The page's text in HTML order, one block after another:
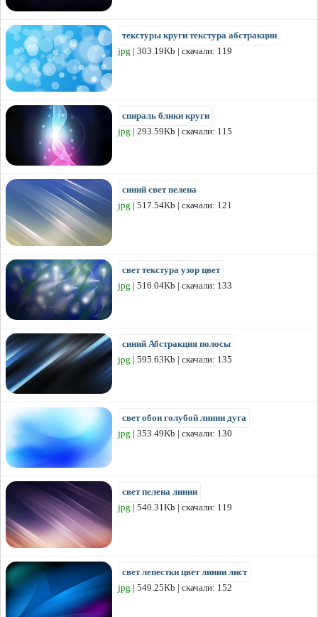
текстуры круги текстура абстракции
jpg | 303.19Kb | скачали: 119
спираль блики круги
jpg | 293.59Kb | скачали: 115
синий свет пелена
jpg | 517.54Kb | скачали: 121
свет текстура узор цвет
jpg | 516.04Kb | скачали: 133
синий Абстракция полосы
jpg | 595.63Kb | скачали: 135
свет обои голубой линии дуга
jpg | 353.49Kb | скачали: 130
свет пелена линии
jpg | 540.31Kb | скачали: 119
свет лепестки цвет линии лист
jpg | 549.25Kb | скачали: 152